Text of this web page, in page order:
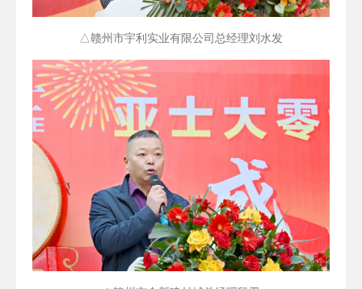
△赣州市宇利实业有限公司总经理刘水发